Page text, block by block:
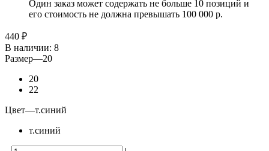
Один заказ может содержать не больше 10 позиций и
его стоимость не должна превышать 100 000 р.
440 ₽
В наличии: 8
Размер—20
20
22
Цвет—т.синий
т.синий